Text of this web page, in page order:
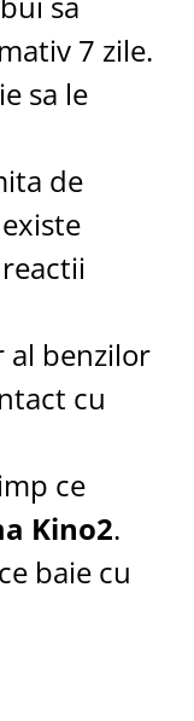
7 zile.
sa le
de
al benzilor
cu
ce
Kino2.
baie cu